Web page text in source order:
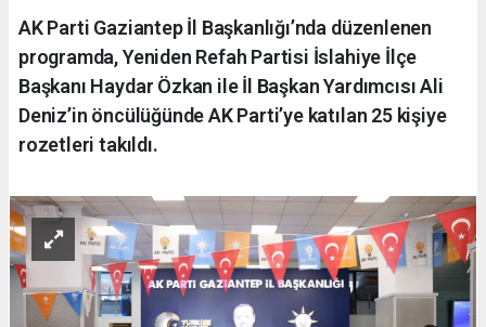
AK Parti Gaziantep İl Başkanlığı’nda düzenlenen
programda, Yeniden Refah Partisi İslahiye İlçe
Başkanı Haydar Özkan ile İl Başkan Yardımcısı Ali
Deniz’in öncülüğünde AK Parti’ye katılan 25 kişiye
rozetleri takıldı.